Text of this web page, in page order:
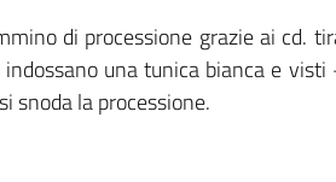
di processione grazie ai cd.
una tunica bianca e
snoda la processione.